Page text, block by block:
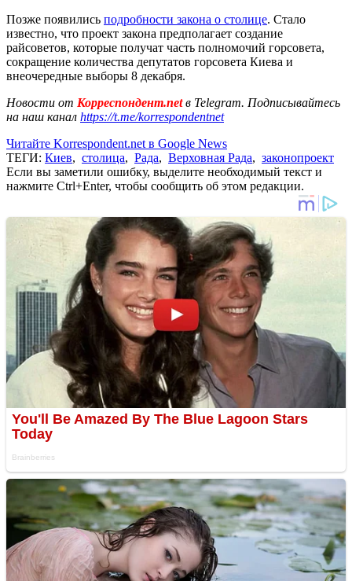
Позже появились подробности закона о столице. Стало
известно, что проект закона предполагает создание
райсоветов, которые получат часть полномочий горсовета,
сокращение количества депутатов горсовета Киева и
внеочередные выборы 8 декабря.
Новости от Корреспондент.netв Telegram. Подписывайтесь
на наш канал https://t.me/korrespondentnet
Читайте Korrespondent.net в Google News
ТЕГИ: Киев, столица, Рада, Верховная Рада, законопроект
Если вы заметили ошибку, выделите необходимый текст и
нажмите Ctrl+Enter, чтобы сообщить об этом редакции.